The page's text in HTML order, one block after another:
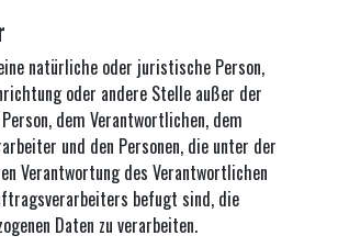
natürliche oder juristische Person,
oder andere Stelle außer der
dem Verantwortlichen, dem
und den Personen, die unter der
Verantwortung des Verantwortlichen
befugt sind, die
Daten zu verarbeiten.